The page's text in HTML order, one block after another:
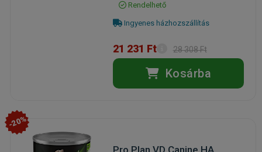
Rendelhető
Ingyenes házhozszállítás
21 231 Ft 28 308 Ft
Kosárba
-20%
Pro Plan VD Canine HA